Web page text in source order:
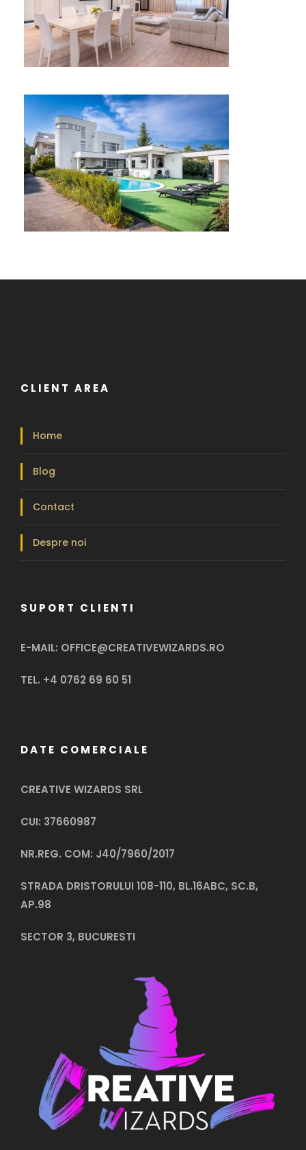
CLIENT AREA
Home
Blog
Contact
Despre noi
SUPORT CLIENTI
E-MAIL: OFFICE@CREATIVEWIZARDS.RO
TEL. +4 0762 69 60 51
DATE COMERCIALE
CREATIVE WIZARDS SRL
CUI: 37660987
NR.REG. COM: J40/7960/2017
STRADA DRISTORULUI 108-110, BL.16ABC, SC.B,
AP.98
SECTOR 3, BUCURESTI